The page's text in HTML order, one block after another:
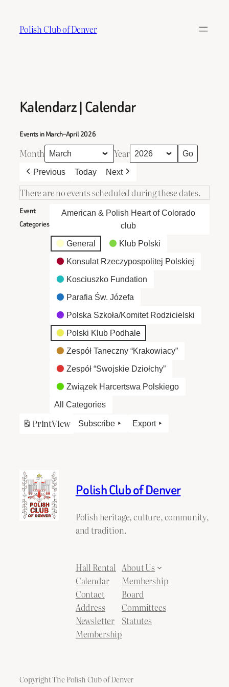
content
Polish Club of Denver
Kalendarz | Calendar
Events in March–April 2026
Month Year
Previous Today Next
There are no events scheduled during these dates.
Event
Categories
American & Polish Heart of Colorado
club
General Klub Polski
Konsulat Rzeczypospolitej Polskiej
Kosciuszko Fundation
Parafia Św. Józefa
Polska Szkoła/Komitet Rodzicielski
Polski Klub Podhale
Zespół Taneczny “Krakowiacy”
Zespół “Swojskie Dziołchy”
Związek Harcertswa Polskiego
All Categories
PrintView Subscribe Export
Polish Club of Denver
Polish heritage, culture, community,
and tradition.
Hall Rental
Calendar
Contact
Address
Newsletter
Membership
About Us
Membership
Board
Committees
Statutes
Copyright The Polish Club of Denver